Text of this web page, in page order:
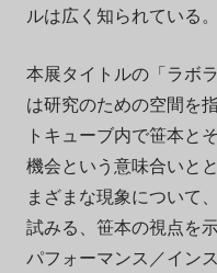
ルは広く知られている。
本展タイトルの「ラボ
は研究のための空間を
トキューブ内で笹本と
機会という意味合いと
まざまな現象について
試みる、笹本の視点を
パフォーマンス／イン